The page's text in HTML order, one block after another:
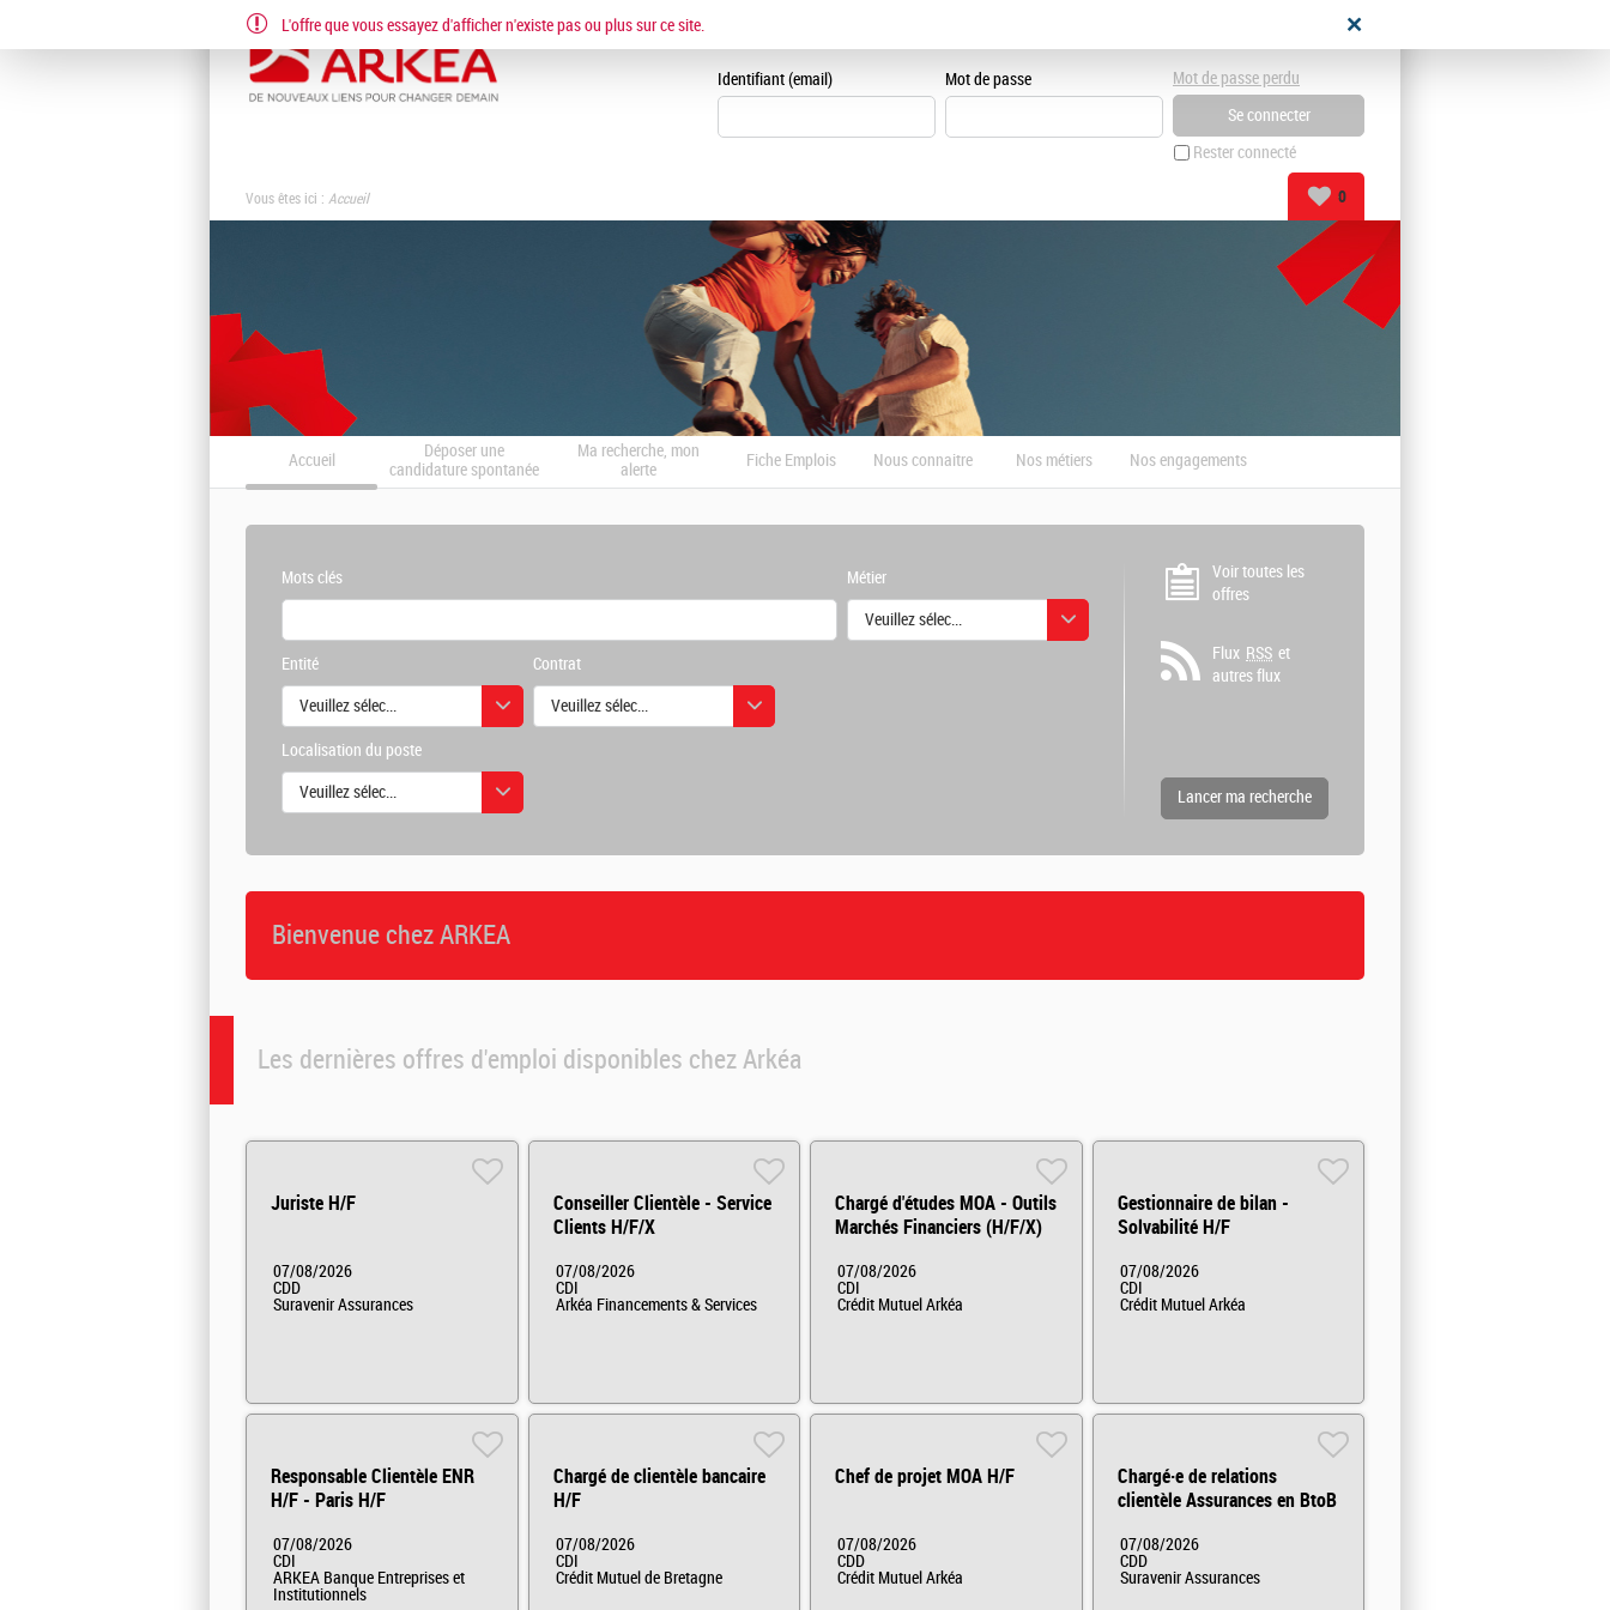
Identifiant (email) Mot de passe
Rester connecté
Mot de passe perdu
Vous êtes ici : Accueil 0
Accueil
Déposer une
candidature spontanée
Ma recherche, mon
alerte
Fiche Emplois Nous connaitre Nos métiers Nos engagements
Mots clés Métier
Veuillez sélectionner une ou des valeurs
Entité
Veuillez sélectionner une ou des valeurs
Contrat
Veuillez sélectionner une ou des valeurs
Localisation du poste
Veuillez sélectionner une ou des valeurs
Voir toutes les
offres
Flux RSS et
autres flux
L'offre que vous essayez d'afficher n'existe pas ou plus sur ce site.
Bienvenue chez ARKEA
Les dernières offres d'emploi disponibles chez Arkéa
Juriste H/F
07/08/2026
CDD
Suravenir Assurances
Conseiller Clientèle - Service
Clients H/F/X
07/08/2026
CDI
Arkéa Financements & Services
Chargé d'études MOA - Outils
Marchés Financiers (H/F/X)
07/08/2026
CDI
Crédit Mutuel Arkéa
Gestionnaire de bilan -
Solvabilité H/F
07/08/2026
CDI
Crédit Mutuel Arkéa
Responsable Clientèle ENR
H/F - Paris H/F
07/08/2026
CDI
ARKEA Banque Entreprises et
Institutionnels
Chargé de clientèle bancaire
H/F
07/08/2026
CDI
Crédit Mutuel de Bretagne
Chef de projet MOA H/F
07/08/2026
CDD
Crédit Mutuel Arkéa
Chargé·e de relations
clientèle Assurances en BtoB
07/08/2026
CDD
Suravenir Assurances